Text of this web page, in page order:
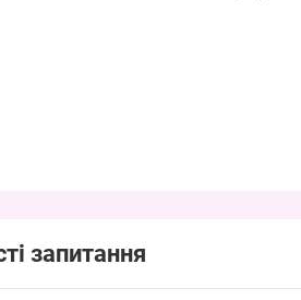
запитання